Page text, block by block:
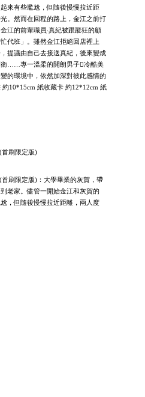
來有些尷尬，但隨後慢慢拉近距
。然而在回程的路上，金江之前打
江的前輩職員‧真紀被跟蹤狂的顧
代班」。雖然金江拒絕回店裡上
提議由自己去接送真紀，後來變成
衛……專一溫柔的開朗男子冷酷美
的環境中，依然加深對彼此感情的
10*15cm 紙收藏卡 約12*12cm 紙
首刷限定版)
首刷限定版)：大學畢業的灰賀，帶
老家。儘管一開始金江和灰賀的
，但隨後慢慢拉近距離，兩人度